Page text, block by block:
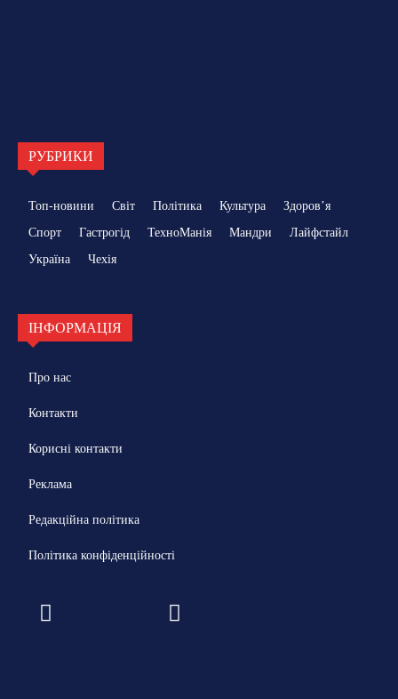
РУБРИКИ
Топ-новини Світ Політика Культура
Здоровʼя
Спорт
Гастрогід ТехноМанія Мандри
Лайфстайл
Україна
Чехія
ІНФОРМАЦІЯ
Про нас
Контакти
Корисні контакти
Реклама
Редакційна політика
Політика конфіденційності